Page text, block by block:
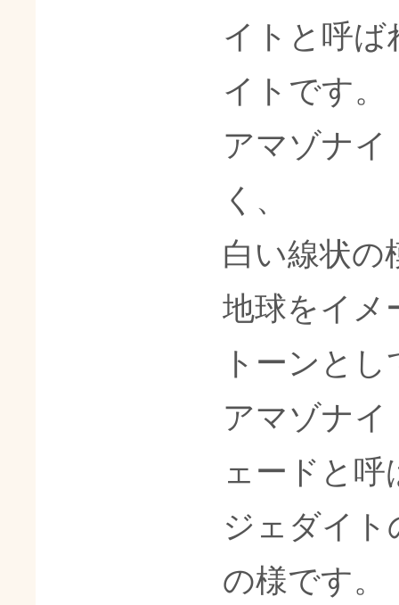
イトと呼
イトです。
アマゾナイ
く、
白い線状の
地球をイメ
トーンと
アマゾナ
ェードと
ジェダイト
の様です。